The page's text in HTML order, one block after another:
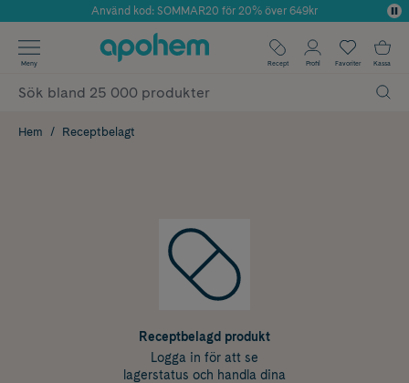
Årets Butik 2025 inom Skönhet
Använd kod: SOMMAR20 för 20% över 649kr
✓ Fri frakt
✓ Poäng på alla köp*
Meny Recept Profil Favoriter Kassa
Hem Receptbelagt
Receptbelagd produkt
Logga in för att se
lagerstatus och handla dina